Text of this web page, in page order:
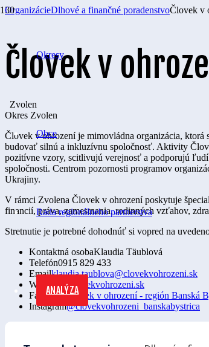
Okresy
Obce
Rada regionálneho partnerstva
ANALÝZA
OrganizácieDlhové a finančné poradenstvoČlovek v
Človek v
Zvolen
Okres Zvolen
Človek v ohrození je mimovládna organizácia,
budovať silnú a inkluzívnu spoločnosť. Aktivity
pozitívne vzory, scitlivujú verejnosť a podporujú
spoločnosti. Centrom pozornosti programov
Ukrajiny.
V rámci Zvolena Človek v ohrození poskytuje
financií, práva, zamestnania, rodinných vzťahov,
Stretnutie je potrebné dohodnúť si vopred na
Kontaktná osobaKlaudia Täublová
Telefón0915 829 433
Emailklaudia.taublova@clovekvohrozeni.sk
Web www.clovekvohrozeni.sk
FacebookČlovek v ohrození - región Banská
Instagram@clovekvohrozeni_banskabystrica